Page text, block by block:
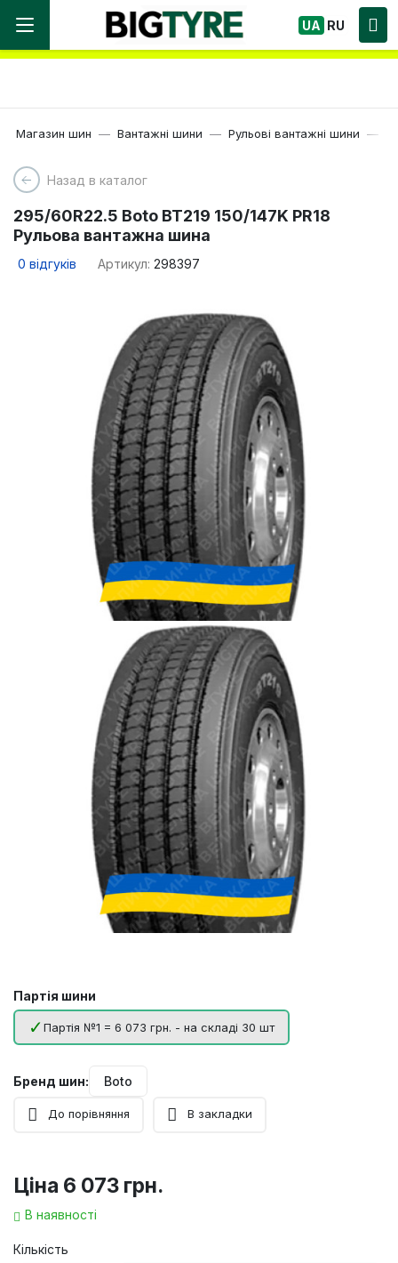
Ми працюємо! Великий вибір Шин, швидка
доставка по Україні!
UA RU
Магазин шин Вантажні шини Рульові вантажні шини
Назад в каталог
295/60R22.5 Boto BT219 150/147K PR18
Рульова вантажна шина
0 відгуків Артикул: 298397
Партія шини
Партія №1 = 6 073 грн. - на складі 30 шт
Бренд шин: Boto
До порівняння В закладки
Ціна 6 073 грн.
В наявності
Кількість